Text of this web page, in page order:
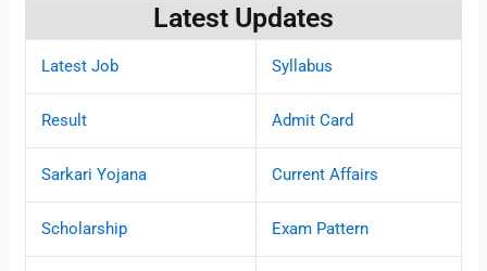
Latest Updates
Latest Job Syllabus
Result Admit Card
Sarkari Yojana Current Affairs
Scholarship Exam Pattern